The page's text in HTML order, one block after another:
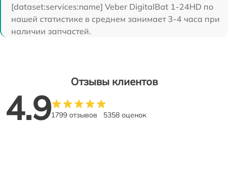
[dataset:services:name] Veber DigitalBat 1-24HD по
нашей статистике в среднем занимает 3-4 часа при
наличии запчастей.
Отзывы клиентов
4.91799 отзывов 5358 оценок